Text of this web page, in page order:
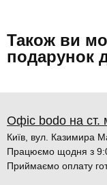
Також ви
подарунок
Офіс bodo на ст.
Київ, вул. Казимира
Працюємо щодня з
Приймаємо оплату